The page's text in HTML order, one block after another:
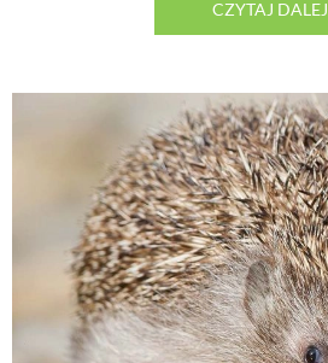
CZYTAJ DALEJ